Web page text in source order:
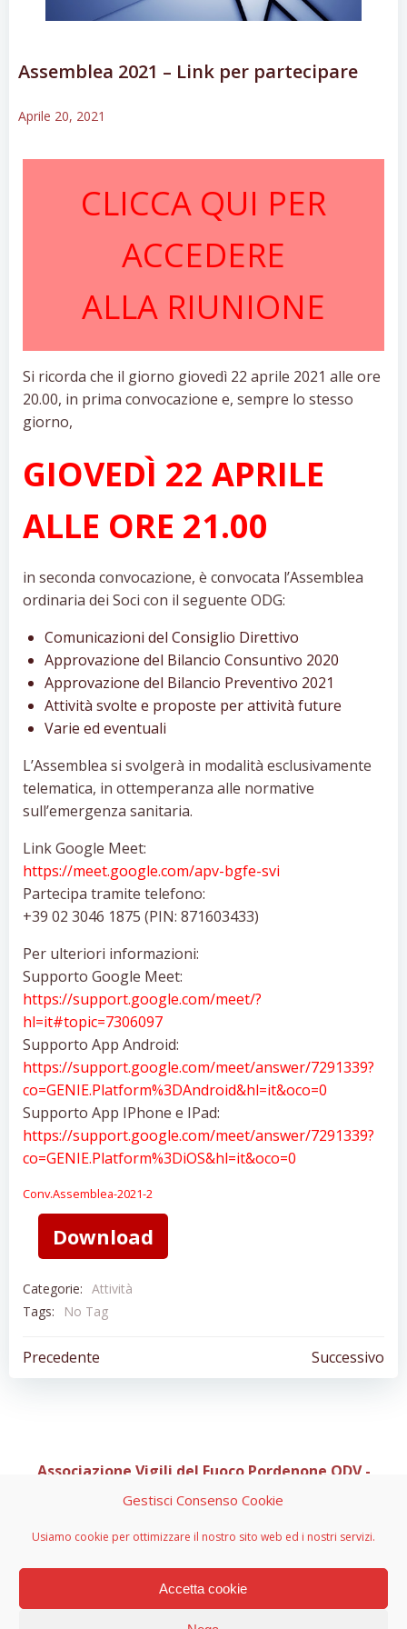
Gestisci Consenso Cookie
Usiamo cookie per ottimizzare il nostro sito web ed i nostri servizi.
Accetta cookie
Assemblea 2021 – Link per partecipare
Aprile 20, 2021
CLICCA QUI PER
ACCEDERE
ALLA RIUNIONE
Si ricorda che il giorno giovedì 22 aprile 2021 alle ore
20.00, in prima convocazione e, sempre lo stesso
giorno,
GIOVEDÌ 22 APRILE
ALLE ORE 21.00
in seconda convocazione, è convocata l’Assemblea
ordinaria dei Soci con il seguente ODG:
Comunicazioni del Consiglio Direttivo
Approvazione del Bilancio Consuntivo 2020
Approvazione del Bilancio Preventivo 2021
Attività svolte e proposte per attività future
Varie ed eventuali
L’Assemblea si svolgerà in modalità esclusivamente
telematica, in ottemperanza alle normative
sull’emergenza sanitaria.
Link Google Meet:
https://meet.google.com/apv-bgfe-svi
Partecipa tramite telefono:‪
+39 02 3046 1875 (PIN: 871603433)
Per ulteriori informazioni:
Supporto Google Meet:
https://support.google.com/meet/?
hl=it#topic=7306097
Supporto App Android:
https://support.google.com/meet/answer/7291339?
co=GENIE.Platform%3DAndroid&hl=it&oco=0
Supporto App IPhone e IPad:
https://support.google.com/meet/answer/7291339?
co=GENIE.Platform%3DiOS&hl=it&oco=0
Conv.Assemblea-2021-2
Download
Categorie: Attività
Tags:
No Tag
Navigazione
Precedente
Navigazione
Successivo
Associazione Vigili del Fuoco Pordenone ODV -
Organizzazione di Volontariato
Occidentale 10 - 33081 Aviano (PN)
01967590934 - n. RRV 1047 decreto 2700 del 03-08-2015